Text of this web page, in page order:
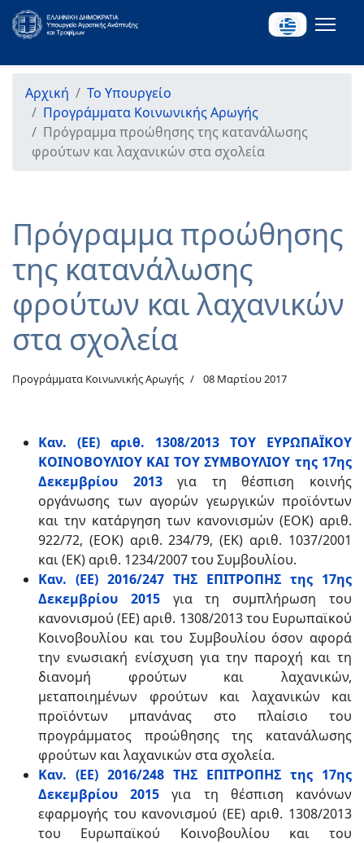
Αρχική
Το Υπουργείο
Προγράμματα Κοινωνικής Αρωγής
Πρόγραμμα προώθησης της κατανάλωσης
φρούτων και λαχανικών στα σχολεία
Πρόγραμμα προώθησης
της κατανάλωσης
φρούτων και λαχανικών
στα σχολεία
Προγράμματα Κοινωνικής Αρωγής 08 Μαρτίου 2017
Καν. (ΕΕ) αριθ. 1308/2013 ΤΟΥ ΕΥΡΩΠΑΪΚΟΥ
ΚΟΙΝΟΒΟΥΛΙΟΥ ΚΑΙ ΤΟΥ ΣΥΜΒΟΥΛΙΟΥ της 17ης
Δεκεμβρίου 2013για τη θέσπιση κοινής
οργάνωσης των αγορών γεωργικών προϊόντων
και την κατάργηση των κανονισμών (ΕΟΚ) αριθ.
922/72, (ΕΟΚ) αριθ. 234/79, (ΕΚ) αριθ. 1037/2001
και (ΕΚ) αριθ. 1234/2007 του Συμβουλίου.
Καν. (ΕΕ) 2016/247 ΤΗΣ ΕΠΙΤΡΟΠΗΣ της 17ης
Δεκεμβρίου 2015για τη συμπλήρωση του
κανονισμού (ΕΕ) αριθ. 1308/2013 του Ευρωπαϊκού
Κοινοβουλίου και του Συμβουλίου όσον αφορά
την ενωσιακή ενίσχυση για την παροχή και τη
διανομή φρούτων και λαχανικών,
μεταποιημένων φρούτων και λαχανικών και
προϊόντων μπανάνας στο πλαίσιο του
προγράμματος προώθησης της κατανάλωσης
φρούτων και λαχανικών στα σχολεία.
Καν. (ΕΕ) 2016/248 ΤΗΣ ΕΠΙΤΡΟΠΗΣ της 17ης
Δεκεμβρίου 2015 για τη θέσπιση κανόνων
εφαρμογής του κανονισμού (ΕΕ) αριθ. 1308/2013
του Ευρωπαϊκού Κοινοβουλίου και του